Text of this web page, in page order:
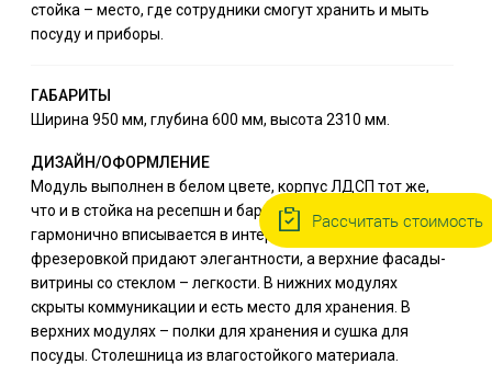
стойка – место, где сотрудники смогут хранить и мыть
посуду и приборы.
ГАБАРИТЫ
Ширина 950 мм, глубина 600 мм, высота 2310 мм.
ДИЗАЙН/ОФОРМЛЕНИЕ
Модуль выполнен в белом цвете, корпус ЛДСП тот же,
что и в стойка на ресепшн и барной стойке. Модуль
гармонично вписывается в интерьер. Фасады МДФ с
фрезеровкой придают элегантности, а верхние фасады-
витрины со стеклом – легкости. В нижних модулях
скрыты коммуникации и есть место для хранения. В
верхних модулях – полки для хранения и сушка для
посуды. Столешница из влагостойкого материала.
Рассчитать стоимость